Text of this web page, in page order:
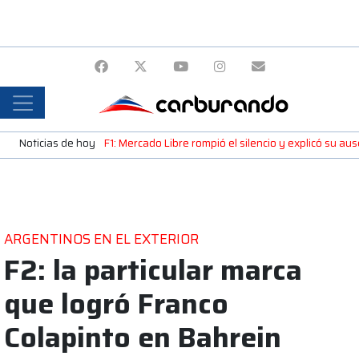
Noticias de hoy F1: Mercado Libre rompió el silencio y explicó su
ARGENTINOS EN EL EXTERIOR
F2: la particular marca
que logró Franco
Colapinto en Bahrein